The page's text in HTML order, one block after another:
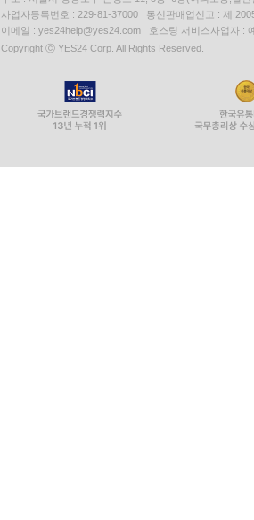
사업자등록번호 : 229-81-37000 통신판매업신고 : 제
이메일 : yes24help@yes24.com 호스팅 서비스사업자 :
Copyright ⓒ YES24 Corp. All Rights Reserved.